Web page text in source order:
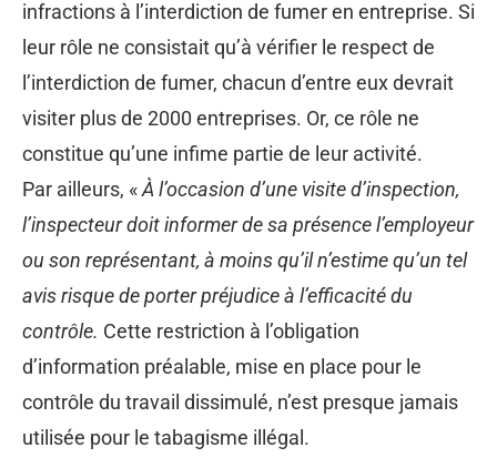
infractions à l’interdiction de fumer en entreprise. Si
leur rôle ne consistait qu’à vérifier le respect de
l’interdiction de fumer, chacun d’entre eux devrait
visiter plus de 2000 entreprises. Or, ce rôle ne
constitue qu’une infime partie de leur activité.
Par ailleurs, «À l’occasion d’une visite d’inspection,
l’inspecteur doit informer de sa présence l’employeur
ou son représentant, à moins qu’il n’estime qu’un tel
avis risque de porter préjudice à l’efficacité du
contrôle. Cette restriction à l’obligation
d’information préalable, mise en place pour le
contrôle du travail dissimulé, n’est presque jamais
utilisée pour le tabagisme illégal.